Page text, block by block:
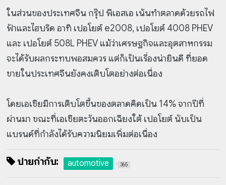
ในส่วนของประเทศจีน กรุ๊ป พีเอสเอ เน้นทำตลาดด้วยรถไฟ
ฟ้าและไฮบริด อาทิ เปอโยต์ e2008, เปอโยต์ 4008 PHEV
และ เปอโยต์ 508L PHEV แม้ว่าเศรษฐกิจและอุตสาหกรรม
จะได้รับผลกระทบพอสมควร แต่ก็เป็นเรื่องน่ายินดี ที่ยอด
ขายในประเทศจีนยังคงเติบโตอย่างต่อเนื่อง
โดยเอเชียมีการเติบโตขึ้นของตลาดคิดเป็น 14% จากปีที่
ผ่านมา ขณะที่เอเชียตะวันออกเฉียงใต้ เปอโยต์ นับเป็น
แบรนด์ที่กำลังได้รับความนิยมเพิ่มต่อเนื่อง
ป้ายกำกับ: automotive 365